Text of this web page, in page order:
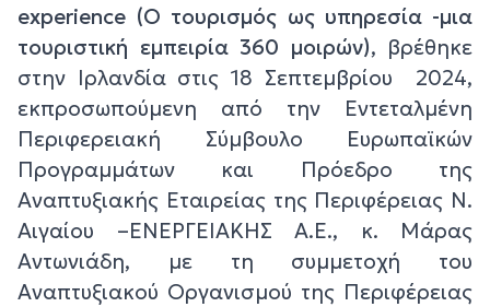
experience (Ο τουρισμός ως υπηρεσία -μια
τουριστική εμπειρία 360 μοιρών), βρέθηκε
στην Ιρλανδία στις 18 Σεπτεμβρίου 2024,
εκπροσωπούμενη από την Εντεταλμένη
Περιφερειακή Σύμβουλο Ευρωπαϊκών
Προγραμμάτων και Πρόεδρο της
Αναπτυξιακής Εταιρείας της Περιφέρειας Ν.
Αιγαίου –ΕΝΕΡΓΕΙΑΚΗΣ Α.Ε., κ. Μάρας
Αντωνιάδη, με τη συμμετοχή του
Αναπτυξιακού Οργανισμού της Περιφέρειας